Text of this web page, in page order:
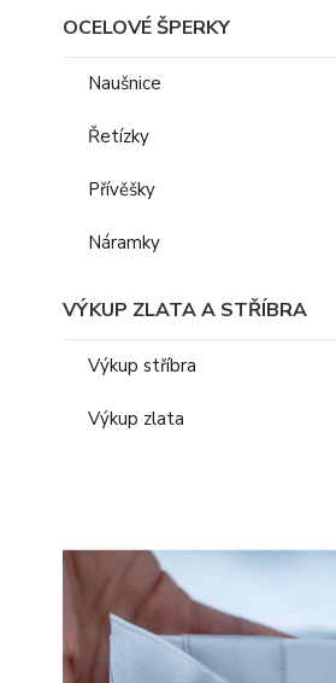
OCELOVÉ ŠPERKY
Naušnice
Řetízky
Přívěšky
Náramky
VÝKUP ZLATA A STŘÍBRA
Výkup stříbra
Výkup zlata